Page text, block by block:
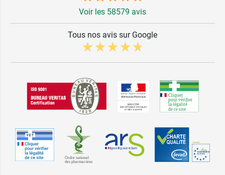
Voir les 58579 avis
Tous nos avis sur Google